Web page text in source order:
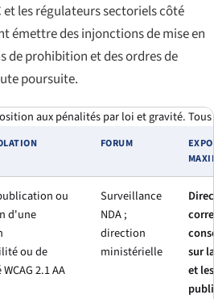
et les régulateurs sectoriels côté
émettre des injonctions de mise en
prohibition et des ordres de
poursuite.
aux pénalités par loi et gravité. Tous
FORUM
ou
d'une
ou de
2.1 AA
Surveillance
NDA ;
direction
ministérielle
sur
et